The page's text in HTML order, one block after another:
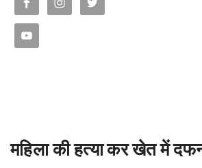
महिला की हत्या कर खेत में